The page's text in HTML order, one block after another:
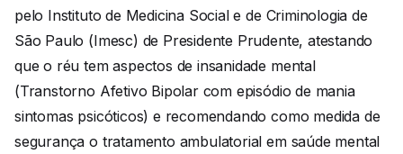
pelo Instituto de Medicina Social e de Criminologia de
São Paulo (Imesc) de Presidente Prudente, atestando
que o réu tem aspectos de insanidade mental
(Transtorno Afetivo Bipolar com episódio de mania
sintomas psicóticos) e recomendando como medida de
segurança o tratamento ambulatorial em saúde mental